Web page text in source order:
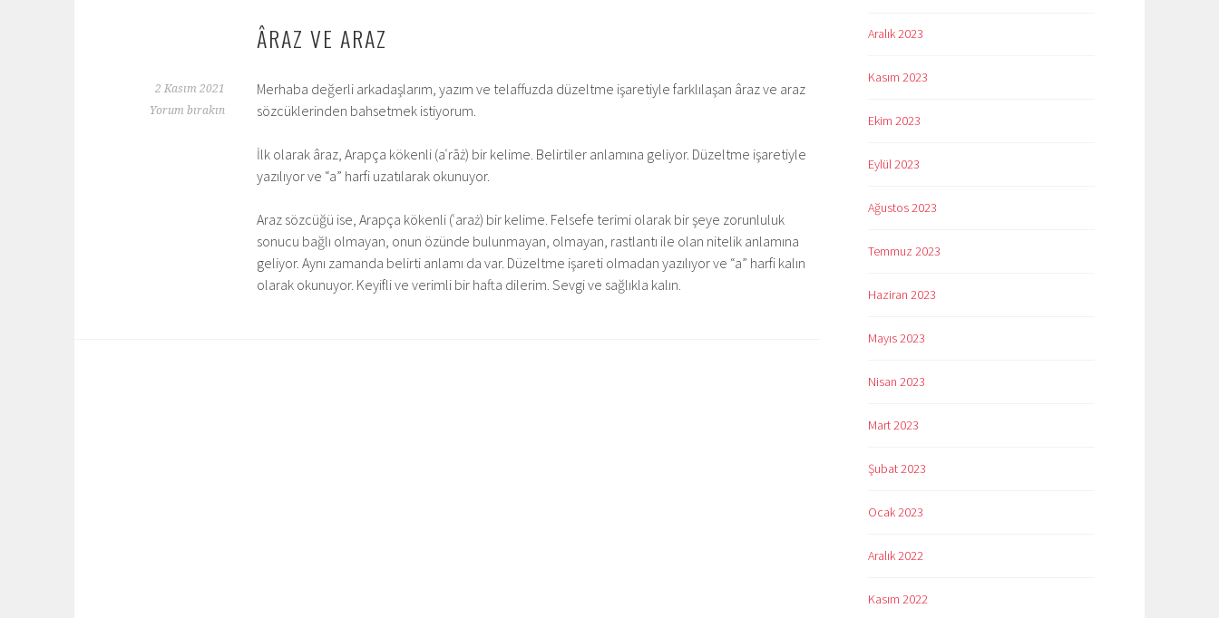
ÂRAZ VE ARAZ
2 Kasım 2021
Yorum bırakın
Merhaba değerli arkadaşlarım, yazım ve telaffuzda düzeltme işaretiyle farklılaşan âraz ve araz
sözcüklerinden bahsetmek istiyorum.
İlk olarak âraz, Arapça kökenli (aʿrāż) bir kelime. Belirtiler anlamına geliyor. Düzeltme işaretiyle
yazılıyor ve “a” harfi uzatılarak okunuyor.
Araz sözcüğü ise, Arapça kökenli (ʿaraż) bir kelime. Felsefe terimi olarak bir şeye zorunluluk
sonucu bağlı olmayan, onun özünde bulunmayan, olmayan, rastlantı ile olan nitelik anlamına
geliyor. Aynı zamanda belirti anlamı da var. Düzeltme işareti olmadan yazılıyor ve “a” harfi kalın
olarak okunuyor. Keyifli ve verimli bir hafta dilerim. Sevgi ve sağlıkla kalın.
Aralık 2023
Kasım 2023
Ekim 2023
Eylül 2023
Ağustos 2023
Temmuz 2023
Haziran 2023
Mayıs 2023
Nisan 2023
Mart 2023
Şubat 2023
Ocak 2023
Aralık 2022
Kasım 2022